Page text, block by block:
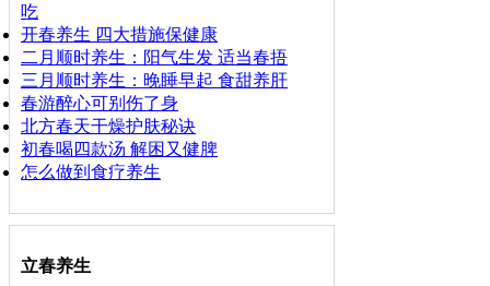
吃
开春养生 四大措施保健康
二月顺时养生：阳气生发 适当春捂
三月顺时养生：晚睡早起 食甜养肝
春游醉心可别伤了身
北方春天干燥护肤秘诀
初春喝四款汤 解困又健脾
怎么做到食疗养生
立春养生